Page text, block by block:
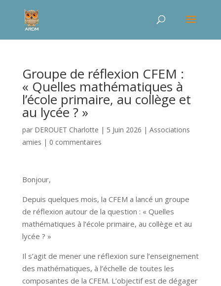
Groupe de réflexion CFEM :
« Quelles mathématiques à
l’école primaire, au collège et
au lycée ? »
par DEROUET Charlotte | 5 Juin 2026 | Associations
amies | 0 commentaires
Bonjour,
Depuis quelques mois, la CFEM a lancé un groupe
de réflexion autour de la question : « Quelles
mathématiques à l’école primaire, au collège et au
lycée ? »
Il s’agit de mener une réflexion sure l’enseignement
des mathématiques, à l’échelle de toutes les
composantes de la CFEM. L’objectif est de dégager